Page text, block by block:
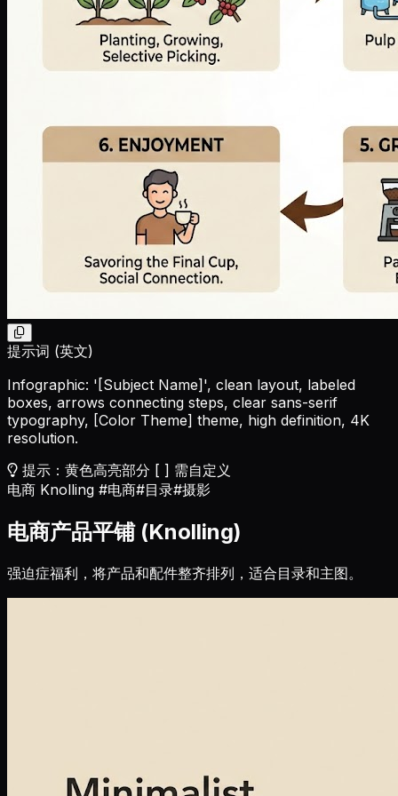
提示词 (英文)
Infographic: ' [Subject Name]', clean layout, labeled
boxes, arrows connecting steps, clear sans-serif
typography, [Color Theme] theme, high definition, 4K
resolution.
提示：黄色高亮部分 [ ] 需自定义
电商 Knolling #电商#目录#摄影
电商产品平铺 (Knolling)
强迫症福利，将产品和配件整齐排列，适合目录和主图。